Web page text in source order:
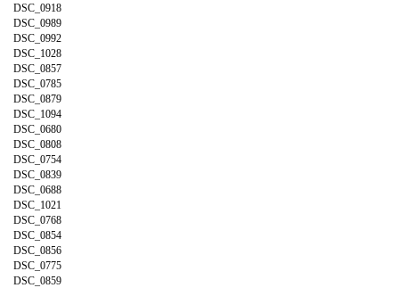
DSC_0918
DSC_0989
DSC_0992
DSC_1028
DSC_0857
DSC_0785
DSC_0879
DSC_1094
DSC_0680
DSC_0808
DSC_0754
DSC_0839
DSC_0688
DSC_1021
DSC_0768
DSC_0854
DSC_0856
DSC_0775
DSC_0859